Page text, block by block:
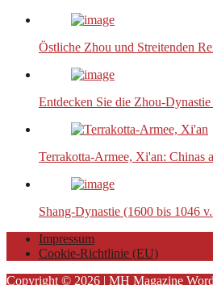
Östliche Zhou und Streitenden
Entdecken Sie die Zhou-
Terrakotta-Armee, Xi'an: Chinas
Shang-Dynastie (1600 bis 1046
Impressum
Cookie-Richtlinie (EU)
Copyright © 2026 | MH Magazine